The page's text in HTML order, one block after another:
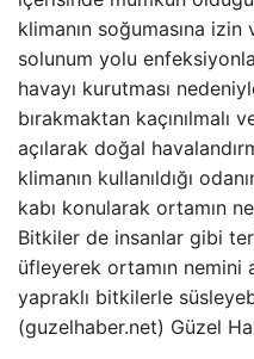
klimanın soğumasına
solunum yolu
havayı kurutması
bırakmaktan kaçınılmalı
açılarak doğal
klimanın kullanıldığı
kabı konularak ortamın
Bitkiler de insanlar gibi
üfleyerek ortamın nemini
yapraklı bitkilerle
(guzelhaber.net) Güzel